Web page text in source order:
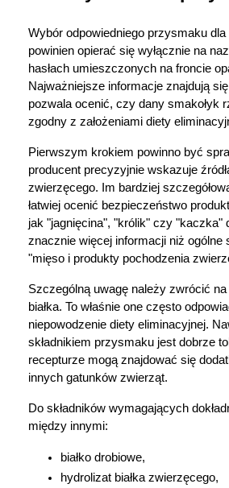
Wybór odpowiedniego przysmaku dla
powinien opierać się wyłącznie na
hasłach umieszczonych na froncie
Najważniejsze informacje znajdują
pozwala ocenić, czy dany smakołyk
zgodny z założeniami diety
Pierwszym krokiem powinno być
producent precyzyjnie wskazuje
zwierzęcego. Im bardziej
łatwiej ocenić bezpieczeństwo
jak "jagnięcina", "królik" czy "kaczka"
znacznie więcej informacji niż ogólne
"mięso i produkty pochodzenia
Szczególną uwagę należy zwrócić na
białka. To właśnie one często
niepowodzenie diety eliminacyjnej.
składnikiem przysmaku jest dobrze
recepturze mogą znajdować się
innych gatunków zwierząt.
Do składników wymagających
między innymi:
białko drobiowe,
hydrolizat białka zwierzęcego,